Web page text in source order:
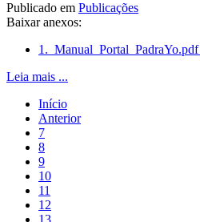
Publicado em Publicações
Baixar anexos:
1._Manual_Portal_PadraYo.pdf
Leia mais ...
Início
Anterior
7
8
9
10
11
12